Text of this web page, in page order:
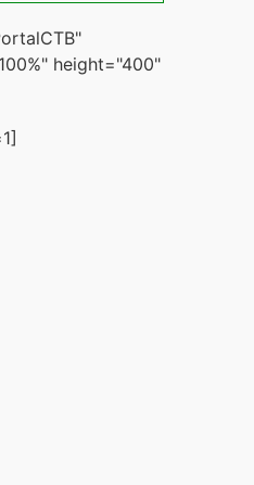
height="400"